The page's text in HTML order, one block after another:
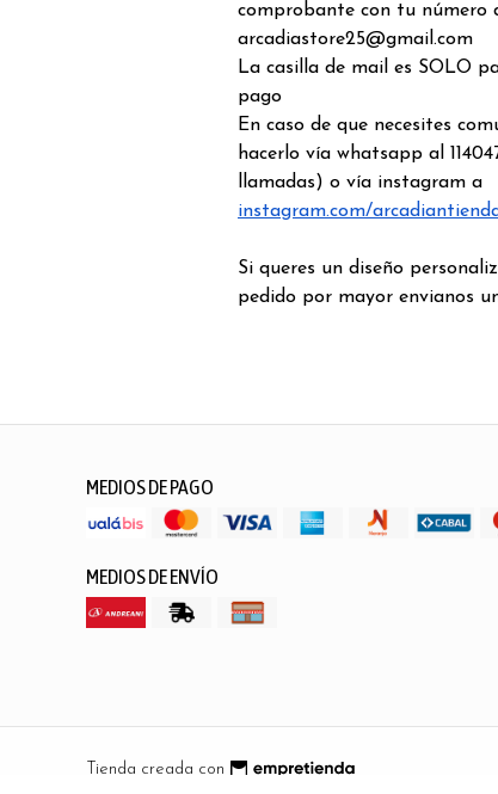
comprobante con tu número
arcadiastore25@gmail.com
La casilla de mail es SOLO
pago
En caso de que necesites
hacerlo vía whatsapp al
llamadas) o vía instagram a
instagram.com/
Si queres un diseño
pedido por mayor envianos
MEDIOS DE PAGO
MEDIOS DE ENVÍO
Tienda creada con